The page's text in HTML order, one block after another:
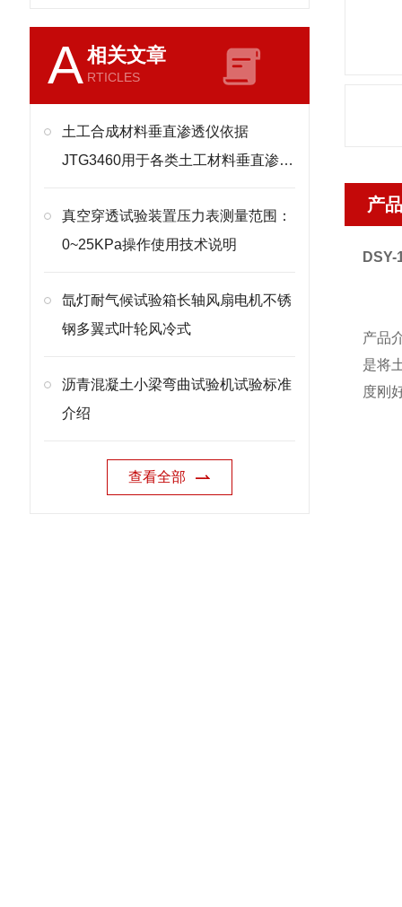
A相关文章
RTICLES
土工合成材料垂直渗透仪依据
JTG3460用于各类土工材料垂直渗透
真空穿透试验装置压力表测量范围：
0~25KPa操作使用技术说明
氙灯耐气候试验箱长轴风扇电机不锈
钢多翼式叶轮风冷式
沥青混凝土小梁弯曲试验机试验标准
介绍
查看全部
产
DSY-
产品
是将
度刚